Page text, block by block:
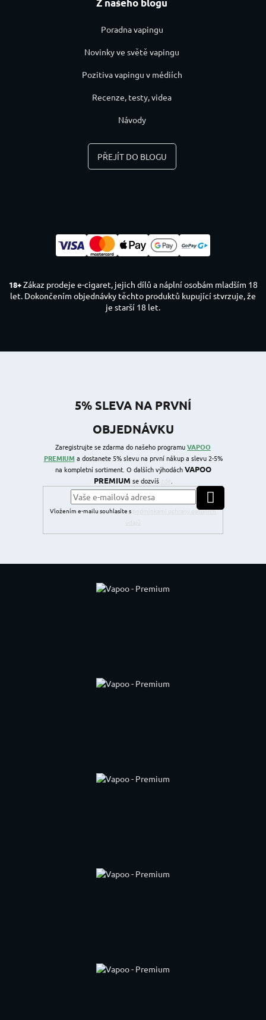
Z našeho blogu
Poradna vapingu
Novinky ve světě vapingu
Pozitiva vapingu v médiích
Recenze, testy, videa
Návody
PŘEJÍT DO BLOGU
18+Zákaz prodeje e-cigaret, jejich dílů a náplní osobám mladším 18
let. Dokončením objednávky těchto produktů kupující stvrzuje, že
je starší 18 let.
5% SLEVA NA PRVNÍ
OBJEDNÁVKU
Zaregistrujte se zdarma do našeho programuVAPOO
PREMIUMa dostanete 5% slevu na první nákup a slevu 2-5%
na kompletní sortiment. O dalších výhodáchVAPOO
PREMIUM se dozvíš .
Vložením e-mailu souhlasíte s
podmínkami ochrany osobních